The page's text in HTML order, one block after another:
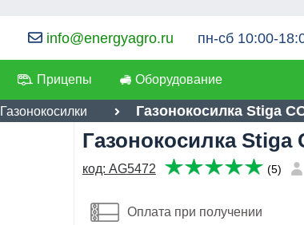
info@energyagro.ru пн-сб 10:00-
Прицепы Оборудование
Газонокосилки Газонокосилка Stiga
Газонокосилка Stiga
код: AG5472 (5)
Оплата при получении
руб